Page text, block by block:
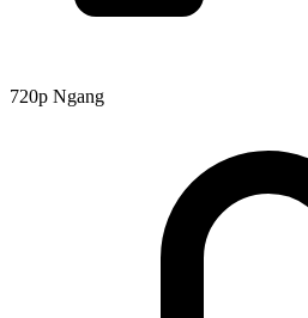
720p Ngang